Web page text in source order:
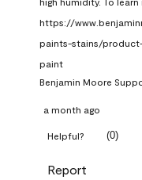
https://
paints-stains/
paint
Benjamin Moore
a month ago
Helpful? (0)
Report